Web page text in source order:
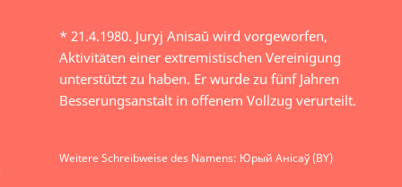
* 21.4.1980. Juryj Anisaŭ wird vorgeworfen,
Aktivitäten einer extremistischen Vereinigung
unterstützt zu haben. Er wurde zu fünf Jahren
Besserungsanstalt in offenem Vollzug verurteilt.
Weitere Schreibweise des Namens: Юрый Анісаў (BY)